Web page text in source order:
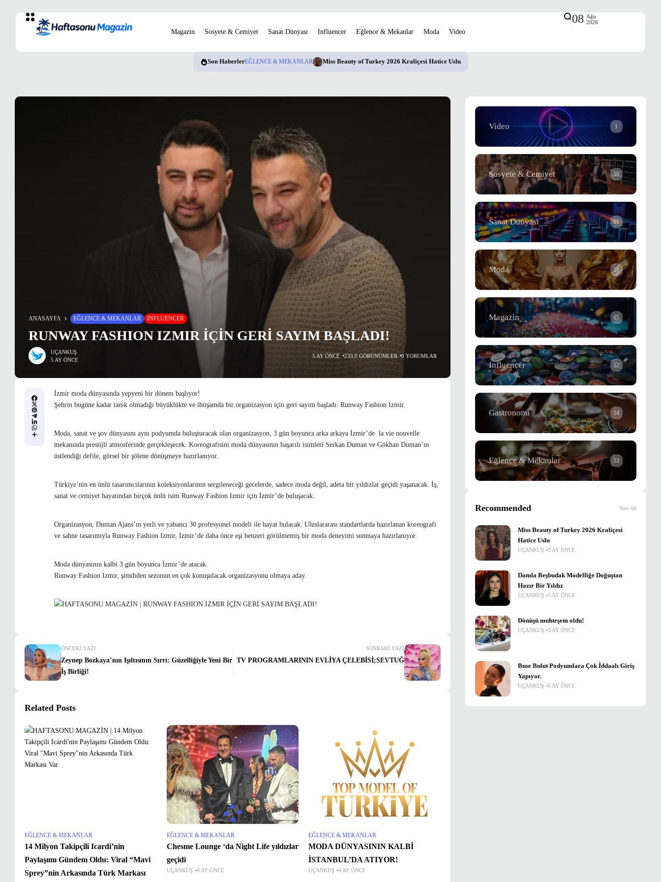
Magazin Sosyete & Cemiyet Sanat Dünyası Influencer Eğlence & Mekanlar Moda Video
08 Ağu
2026
Son HaberlerEĞLENCE & MEKANLAR Miss Beauty of Turkey 2026 Kraliçesi Hatice Uslu
ANASAYFA EĞLENCE & MEKANLAR INFLUENCER
RUNWAY FASHION IZMIR İÇİN GERİ SAYIM BAŞLADI!
UÇANKUŞ
5 AY ÖNCE
5 AY ÖNCE 233,0 GÖRÜNÜMLER 0 YORUMLAR
İzmir moda dünyasında yepyeni bir dönem başlıyor!
Şehrin bugüne kadar tanık olmadığı büyüklükte ve ihtişamda bir organizasyon için geri sayım başladı: Runway Fashion Izmir.
Moda, sanat ve şov dünyasını aynı podyumda buluşturacak olan organizasyon, 3 gün boyunca arka arkaya İzmir’de la vie nouvelle
mekanında prestijli atmosferinde gerçekleşecek. Koreografisini moda dünyasının başarılı isimleri Serkan Duman ve Gökhan Duman’ın
üstlendiği defile, görsel bir şölene dönüşmeye hazırlanıyor.
Türkiye’nin en ünlü tasarımcılarının koleksiyonlarının sergileneceği gecelerde, sadece moda değil, adeta bir yıldızlar geçidi yaşanacak. İş,
sanat ve cemiyet hayatından birçok ünlü isim Runway Fashion Izmir için İzmir’de buluşacak.
Organizasyon, Duman Ajans’ın yerli ve yabancı 30 profesyonel modeli ile hayat bulacak. Uluslararası standartlarda hazırlanan koreografi
ve sahne tasarımıyla Runway Fashion Izmir, İzmir’de daha önce eşi benzeri görülmemiş bir moda deneyimi sunmaya hazırlanıyor.
Moda dünyasının kalbi 3 gün boyunca İzmir’de atacak.
Runway Fashion Izmir, şimdiden sezonun en çok konuşulacak organizasyonu olmaya aday.
ÖNCEKI YAZI
Zeynep Bozkaya’nın Işıltısının Sırrı: Güzelliğiyle Yeni Bir
İş Birliği!
SONRAKI YAZI
TV PROGRAMLARININ EVLİYA ÇELEBİSİ;SEVTUĞ
Related Posts
EĞLENCE & MEKANLAR
14 Milyon Takipçili Icardi’nin
Paylaşımı Gündem Oldu: Viral “Mavi
Sprey”nin Arkasında Türk Markası
EĞLENCE & MEKANLAR
Chesme Lounge ‘da Night Life yıldızlar
geçidi
UÇANKUŞ 4 AY ÖNCE
EĞLENCE & MEKANLAR
MODA DÜNYASININ KALBİ
İSTANBUL’DA ATIYOR!
UÇANKUŞ 4 AY ÖNCE
Video 1
Sosyete & Cemiyet 59
Sanat Dünyası 61
Moda 51
Magazin 65
Influencer 52
Gastronomi 14
Eğlence & Mekanlar 53
Recommended View All
Miss Beauty of Turkey 2026 Kraliçesi
Hatice Uslu
UÇANKUŞ 3 AY ÖNCE
Damla Beşbudak Modelliğe Doğuştan
Hazır Bir Yıldız
UÇANKUŞ 3 AY ÖNCE
Dönüşü muhteşem oldu!
UÇANKUŞ 3 AY ÖNCE
Buse Bulut Podyumlara Çok İddaalı Giriş
Yapıyor.
UÇANKUŞ 3 AY ÖNCE